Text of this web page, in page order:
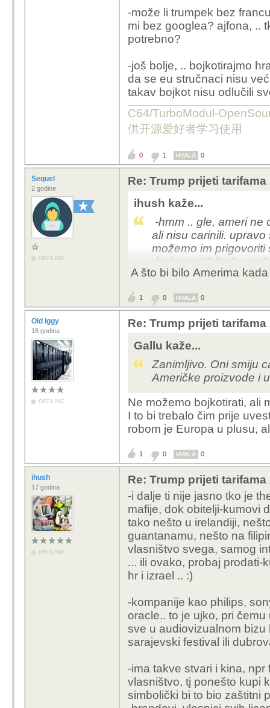
-može li trumpek bez
mi bez googlea? ajfona, ..
potrebno?
-još bolje, .. bojkotirajmo
da se eu stručnaci nisu
takav bojkot nisu odlučili
C64/TurboModul-
供开源爱好者学习使用
0 1 HVALA 0
Sequel
2 godine
OFFLINE
Re: Trump prijeti
ihush kaže...
-hmm .. gle, ameri ne
ali nisu carinili.
možemo im prigovoriti
-bojkotirati? što? -
sema? -sve ili 99% ..
trumpek, koji može
želi.. a mi smo ti koji
no on to radi nama,
treba zaštitu
zaštitaom nama je
zguzi ona se
lakše nego da prizna
da nas guze i ostali..
neslaganje s
vazelin itd. :)
-može li trumpek bez
možemo li mi bez
bojkot onog što ti je
-još bolje, ..
kako to da se eu
etiopljani se na takav
izbor je nešto drugo..
A što bi bilo Amerima
1 0 HVALA 0
Old Iggy
18 godina
OFFLINE
Re: Trump prijeti
Gallu kaže...
Zanimljivo. Oni smiju
Američke proizvode i
Ne možemo bojkotirati, ali
I to bi trebalo čim prije
robom je Europa u plusu,
1 0 HVALA 0
ihush
17 godina
OFFLINE
Re: Trump prijeti
-i dalje ti nije jasno tko je
mafije, dok obitelji-kumovi
tako nešto u irelandiji,
guantanamu, nešto na
vlasništvo svega, samog
... ili ovako, probaj prodati-
hr i izrael .. :)
-kompanije kao philips,
oracle.. to je ujko, pri
sve u audiovizualnom bizu
sarajevski festival ili
-ima takve stvari i kina,
vlasništvo, tj ponešto kupi
simbolički bi to bio zaštitni